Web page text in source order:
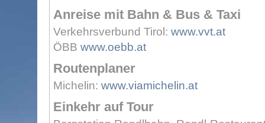
Anreise mit Bahn & Bus & Taxi
Verkehrsverbund Tirol: www.vvt.at
ÖBB www.oebb.at
Routenplaner
Michelin: www.viamichelin.at
Einkehr auf Tour